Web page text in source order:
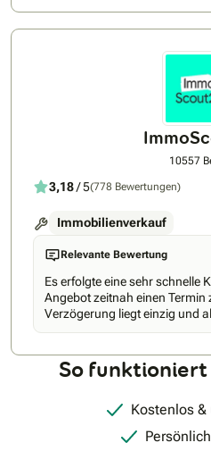
Käufer zu finden und dabei den
dabei dennoch den
10557
3,18/ 5(778 Bewertungen)
Immobilienverkauf
Relevante Bewertung
Es erfolgte eine sehr schnelle
Angebot zeitnah einen Termin zu
Verzögerung liegt einzig und
So
Kostenlos